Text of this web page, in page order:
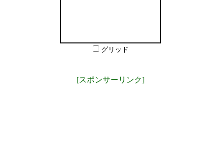
グリッド
[スポンサーリンク]